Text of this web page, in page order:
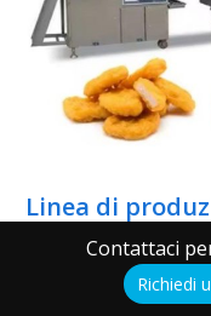
Linea di
e
Contattaci
Richiedi